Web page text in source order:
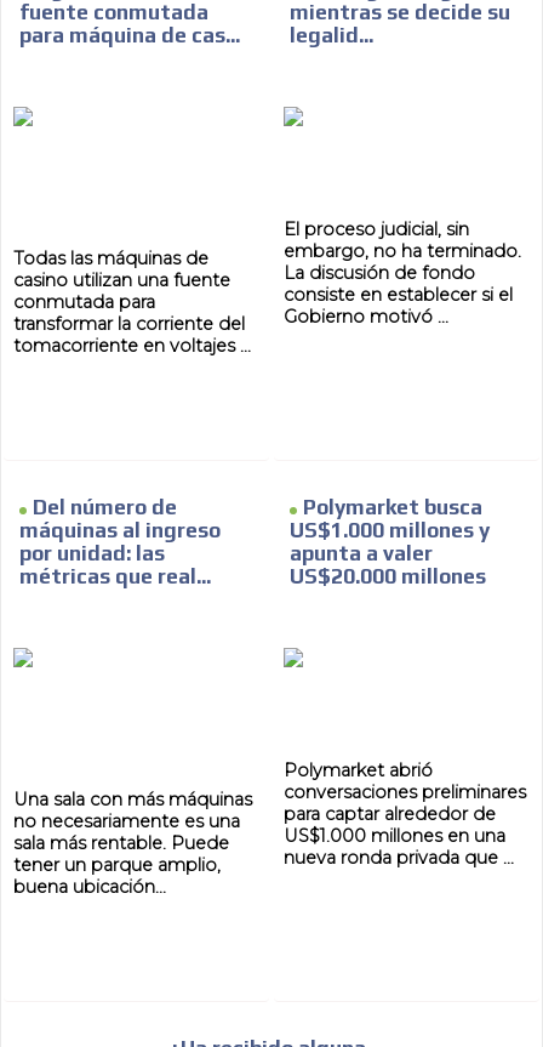
fuente conmutada
para máquina de cas...
Todas las máquinas de
casino utilizan una fuente
conmutada para
transformar la corriente del
tomacorriente en voltajes ...
mientras se decide su
legalid...
El proceso judicial, sin
embargo, no ha terminado.
La discusión de fondo
consiste en establecer si el
Gobierno motivó ...
Del número de
máquinas al ingreso
por unidad: las
métricas que real...
Una sala con más máquinas
no necesariamente es una
sala más rentable. Puede
tener un parque amplio,
buena ubicación...
Polymarket busca
US$1.000 millones y
apunta a valer
US$20.000 millones
Polymarket abrió
conversaciones preliminares
para captar alrededor de
US$1.000 millones en una
nueva ronda privada que ...